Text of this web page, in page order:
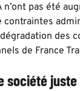
pas été
contraintes
des
de France
société